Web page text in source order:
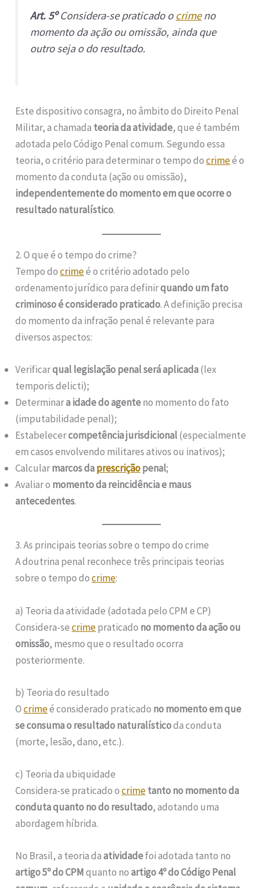
Art. 5ºConsidera-se praticado ocrimeno
momento da ação ou omissão, ainda que
outro seja o do resultado.
Este dispositivo consagra, no âmbito do Direito Penal
Militar, a chamada teoria da atividade, que é também
adotada pelo Código Penal comum. Segundo essa
teoria, o critério para determinar o tempo docrimeé o
momento da conduta (ação ou omissão),
independentemente do momento em que ocorre o
resultado naturalístico.
2. O que é o tempo do crime?
Tempo docrimeé o critério adotado pelo
ordenamento jurídico para definirquando um fato
criminoso é considerado praticado. A definição precisa
do momento da infração penal é relevante para
diversos aspectos:
Verificarqual legislação penal será aplicada(lex
temporis delicti);
Determinara idade do agenteno momento do fato
(imputabilidade penal);
Estabelecercompetência jurisdicional(especialmente
em casos envolvendo militares ativos ou inativos);
Calcularmarcos daprescriçãopenal;
Avaliar o momento da reincidência e maus
antecedentes.
3. As principais teorias sobre o tempo do crime
A doutrina penal reconhece três principais teorias
sobre o tempo docrime:
a) Teoria da atividade (adotada pelo CPM e CP)
Considera-secrimepraticado no momento da ação ou
omissão, mesmo que o resultado ocorra
posteriormente.
b) Teoria do resultado
Ocrimeé considerado praticado no momento em que
se consuma o resultado naturalísticoda conduta
(morte, lesão, dano, etc.).
c) Teoria da ubiquidade
Considera-se praticado ocrimetanto no momento da
conduta quanto no do resultado, adotando uma
abordagem híbrida.
No Brasil, a teoria daatividadefoi adotada tanto no
artigo 5º do CPMquanto noartigo 4º do Código Penal